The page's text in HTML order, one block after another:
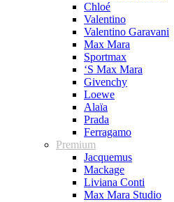
Chloé
Valentino
Valentino Garavani
Max Mara
Sportmax
‘S Max Mara
Givenchy
Loewe
Alaïa
Prada
Ferragamo
Premium
Jacquemus
Mackage
Liviana Conti
Max Mara Studio